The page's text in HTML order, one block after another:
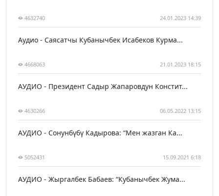
4632740 24.01.2023 14:39
Аудио - Саясатчы Кубанычбек Исабеков Курма...
4668063 21.01.2023 18:15
АУДИО - Президент Садыр Жапаровдун Констит...
4630266 06.05.2022 13:15
АУДИО - Сонунбүбү Кадырова: “Мен жазган Ка...
5052431 15.09.2021 6:18
АУДИО - Жыргалбек Бабаев: “Кубанычбек Жума...